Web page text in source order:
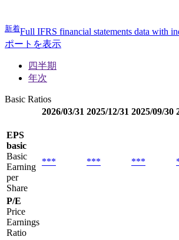
新着Full IFRS financial statements data with
ポートを表示
四半期
年次
Basic Ratios
2026/03/31 2025/12/31 2025/09/30
EPS
basic
Basic
Earning
per
Share
*** *** ***
P/E
Price
Earnings
Ratio